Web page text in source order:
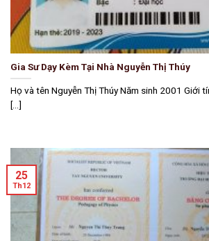
Gia Sư Dạy Kèm Tại Nhà Nguyễn Thị Thúy
Họ và tên Nguyễn Thị Thúy Năm sinh 2001 Giới
[...]
25
Th12